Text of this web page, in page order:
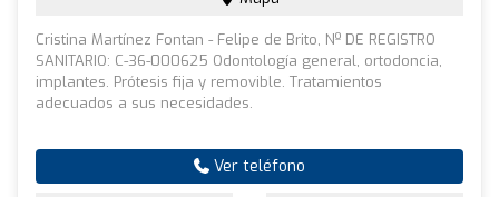
Cristina Martínez Fontan - Felipe de Brito, Nº DE REGISTRO
SANITARIO: C-36-000625 Odontología general, ortodoncia,
implantes. Prótesis fija y removible. Tratamientos
adecuados a sus necesidades.
Ver teléfono